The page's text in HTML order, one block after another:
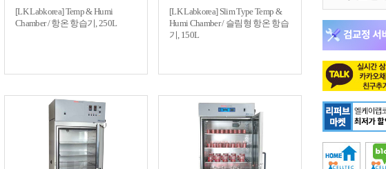
[LK Labkorea] Temp & Humi
Chamber / 항온 항습기, 250L
[LK Labkorea] Slim Type Temp &
Humi Chamber / 슬림형 항온 항습
기, 150L